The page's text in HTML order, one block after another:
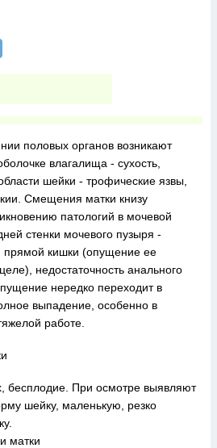
половых органов возникают
влагалища - сухость,
шейки - трофические язвы,
Смещения матки книзу
патологий в мочевой
стенки мочевого пузыря -
прямой кишки (опущение ее
недостаточность анального
нередко переходит в
выпадение, особенно в
работе.
бесплодие. При осмотре выявляют
шейку, маленькую, резко
матки